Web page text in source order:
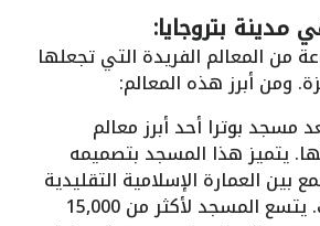
مدينة بتروجايا:
من المعالم الفريدة التي تجعلها
ومن أبرز هذه المعالم:
مسجد بوترا أحد أبرز معالم
يتميز هذا المسجد بتصميمه
بين العمارة الإسلامية التقليدية
والطراز الحديث. يتسع المسجد لأكثر من 15,000